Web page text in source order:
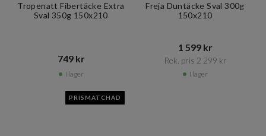
Tropenatt Fibertäcke Extra
Sval 350g 150x210
749 kr​​
I lager
Freja Duntäcke Sval 300g
150x210
1 599 kr​​
Rek. pris 2 299 kr​​
I lager
PRISMATCHAD